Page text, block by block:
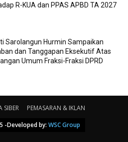
R-KUA dan PPAS APBD TA 2027
Sarolangun Hurmin Sampaikan
dan Tanggapan Eksekutif Atas
Umum Fraksi-Fraksi DPRD
SIBER
PEMASARAN & IKLAN
-Developed by: WSC Group